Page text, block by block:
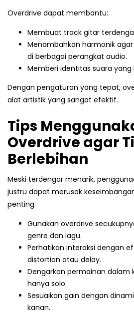
Overdrive dapat membantu:
Membuat track gitar
Menambahkan harmonik
di berbagai perangkat audio.
Memberi identitas suara yang
Dengan pengaturan yang tepat,
alat artistik yang sangat efektif.
Tips
Overdrive agar
Berlebihan
Meski terdengar menarik,
justru dapat merusak
penting:
Gunakan overdrive
genre dan lagu.
Perhatikan interaksi dengan
distortion atau delay.
Dengarkan permainan dalam
hanya solo.
Sesuaikan gain dengan
kanan.